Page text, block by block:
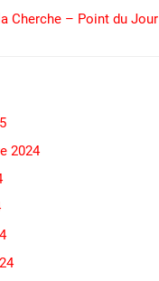
Cherche – Point du Jour
2024